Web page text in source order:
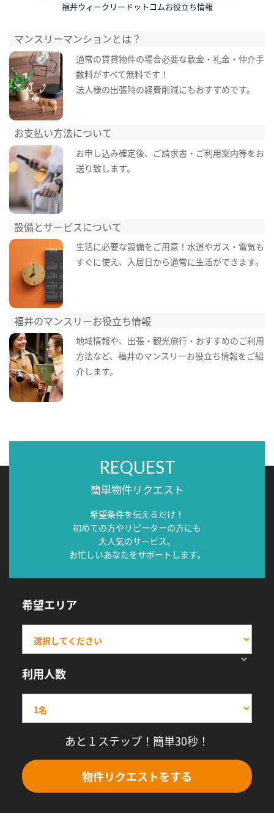
福井ウィークリードットコムお役立ち情報
マンスリーマンションとは？
通常の賃貸物件の場合必要な敷金・礼金・仲介手
数料がすべて無料です！
法人様の出張時の経費削減にもおすすめです。
お支払い方法について
お申し込み確定後、ご請求書・ご利用案内等をお
送り致します。
設備とサービスについて
生活に必要な設備をご用意！水道やガス・電気も
すぐに使え、入居日から通常に生活ができます。
福井のマンスリーお役立ち情報
地域情報や、出張・観光旅行・おすすめのご利用
方法など、福井のマンスリーお役立ち情報をご紹
介します。
REQUEST
簡単物件リクエスト
希望条件を伝えるだけ！
初めての方やリピーターの方にも
大人気のサービス。
お忙しいあなたをサポートします。
希望エリア
利用人数
あと１ステップ！簡単30秒！
物件リクエストをする